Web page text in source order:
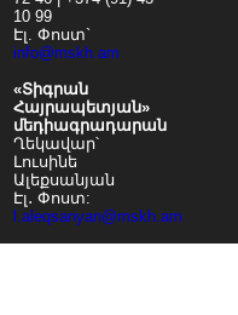
10 99
Էլ. Փոստ`
info@mskh.am
«Տիգրան
Հայրապետյան»
մեդիագրադարան
Ղեկավար՝
Լուսինե
Ալեքսանյան
Էլ․ Փոստ:
l.aleqsanyan@mskh.am